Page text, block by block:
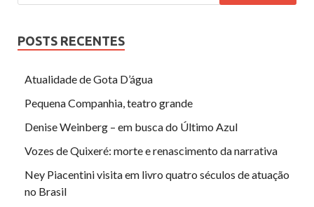
POSTS RECENTES
Atualidade de Gota D’água
Pequena Companhia, teatro grande
Denise Weinberg – em busca do Último Azul
Vozes de Quixeré: morte e renascimento da narrativa
Ney Piacentini visita em livro quatro séculos de atuação
no Brasil